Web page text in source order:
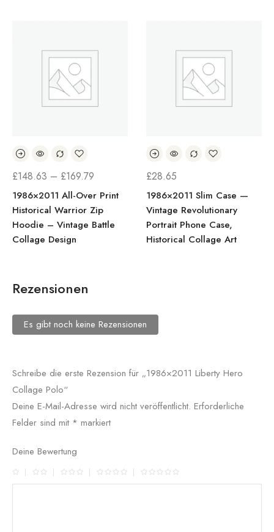
£148.63 – £169.79
1986×2011 All-Over Print
Historical Warrior Zip
Hoodie – Vintage Battle
Collage Design
£28.65
1986×2011 Slim Case —
Vintage Revolutionary
Portrait Phone Case,
Historical Collage Art
Rezensionen
Es gibt noch keine Rezensionen
Schreibe die erste Rezension für „1986×2011 Liberty Hero
Collage Polo“
Deine E-Mail-Adresse wird nicht veröffentlicht. Erforderliche
Felder sind mit * markiert
Deine Bewertung